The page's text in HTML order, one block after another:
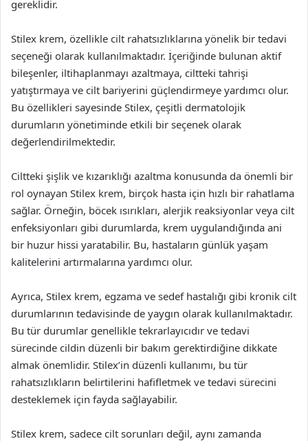
gereklidir.
Stilex krem, özellikle cilt rahatsızlıklarına yönelik bir tedavi
seçeneği olarak kullanılmaktadır. İçeriğinde bulunan aktif
bileşenler, iltihaplanmayı azaltmaya, ciltteki tahrişi
yatıştırmaya ve cilt bariyerini güçlendirmeye yardımcı olur.
Bu özellikleri sayesinde Stilex, çeşitli dermatolojik
durumların yönetiminde etkili bir seçenek olarak
değerlendirilmektedir.
Ciltteki şişlik ve kızarıklığı azaltma konusunda da önemli bir
rol oynayan Stilex krem, birçok hasta için hızlı bir rahatlama
sağlar. Örneğin, böcek ısırıkları, alerjik reaksiyonlar veya cilt
enfeksiyonları gibi durumlarda, krem uygulandığında ani
bir huzur hissi yaratabilir. Bu, hastaların günlük yaşam
kalitelerini artırmalarına yardımcı olur.
Ayrıca, Stilex krem, egzama ve sedef hastalığı gibi kronik cilt
durumlarının tedavisinde de yaygın olarak kullanılmaktadır.
Bu tür durumlar genellikle tekrarlayıcıdır ve tedavi
sürecinde cildin düzenli bir bakım gerektirdiğine dikkate
almak önemlidir. Stilex’in düzenli kullanımı, bu tür
rahatsızlıkların belirtilerini hafifletmek ve tedavi sürecini
desteklemek için fayda sağlayabilir.
Stilex krem, sadece cilt sorunları değil, aynı zamanda